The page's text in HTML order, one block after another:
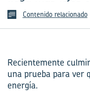
Contenido relacionado
Recientemente
una prueba para ver
energía.